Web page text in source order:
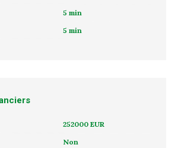
5 min
5 min
252000 EUR
Non